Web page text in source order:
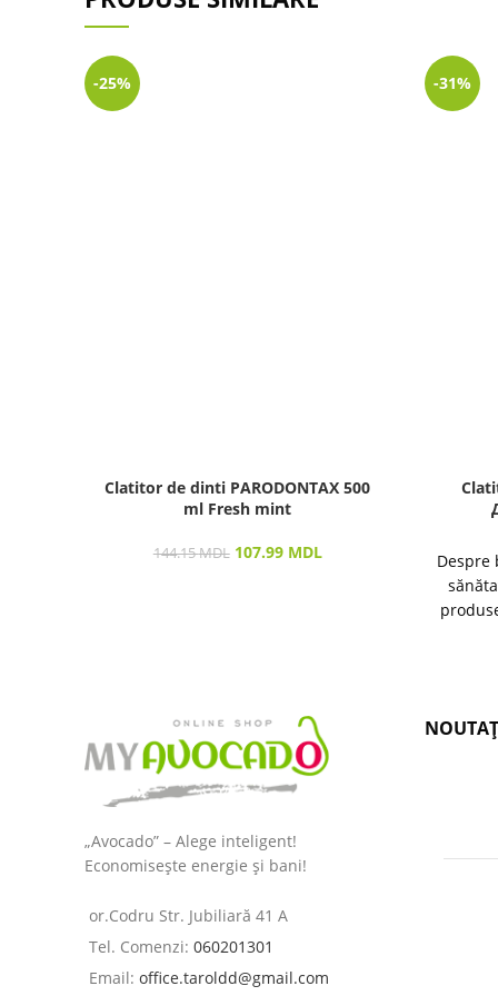
-25%
Clatitor de dinti PARODONTAX 500
ml Fresh mint
144.15MDL 107.99 MDL
-31%
Despre
„Avocado” – Alege inteligent!
Economisește energie și bani!
or.Codru Str. Jubiliară 41 A
Tel. Comenzi: 060201301
Email: office.taroldd@gmail.com